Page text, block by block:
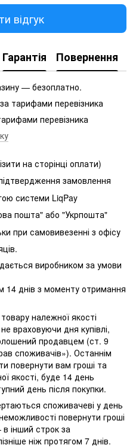
відгук
Гарантія Повернення
— безоплатно.
тарифами перевізника
перевізника
на сторінці оплати)
замовлення
системи LiqPay
пошта" або "Укрпошта"
при самовивезенні з офісу
виробником за умови
14 днів з моменту отримання
належної якості
враховуючи дня купівлі,
продавцем (ст. 9
споживачів»). Останнім
повернути вам гроші та
якості, буде 14 день
день після покупки.
споживачеві у день
повернути гроші
інший строк за
ніж протягом 7 днів.